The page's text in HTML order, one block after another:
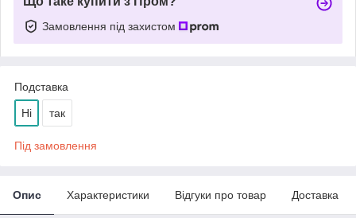
Замовлення під захистом
Подставка
Ні так
Під замовлення
Опис Характеристики Відгуки про товар Доставка